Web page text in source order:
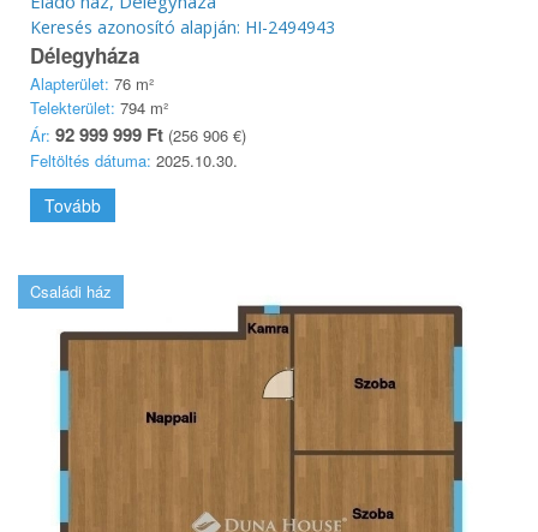
Keresés azonosító alapján: HI-2494943
Délegyháza
Alapterület: 76 m²
Telekterület: 794 m²
Ár: 92 999 999 Ft (256 906 €)
Feltöltés dátuma: 2025.10.30.
Tovább
Családi ház